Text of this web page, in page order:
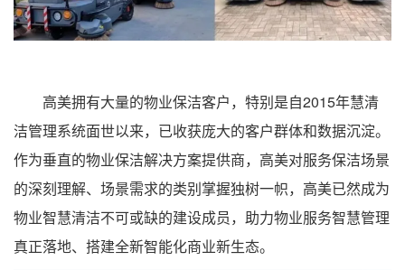
高美拥有大量的物业保洁客户，特别是自2015年慧清
洁管理系统面世以来，已收获庞大的客户群体和数据沉淀。
作为垂直的物业保洁解决方案提供商，高美对服务保洁场景
的深刻理解、场景需求的类别掌握独树一帜，高美已然成为
物业智慧清洁不可或缺的建设成员，助力物业服务智慧管理
真正落地、搭建全新智能化商业新生态。